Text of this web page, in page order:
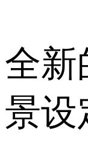
全新
景设